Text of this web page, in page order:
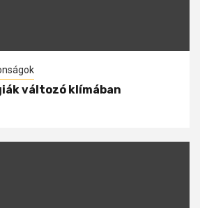
változó klímában